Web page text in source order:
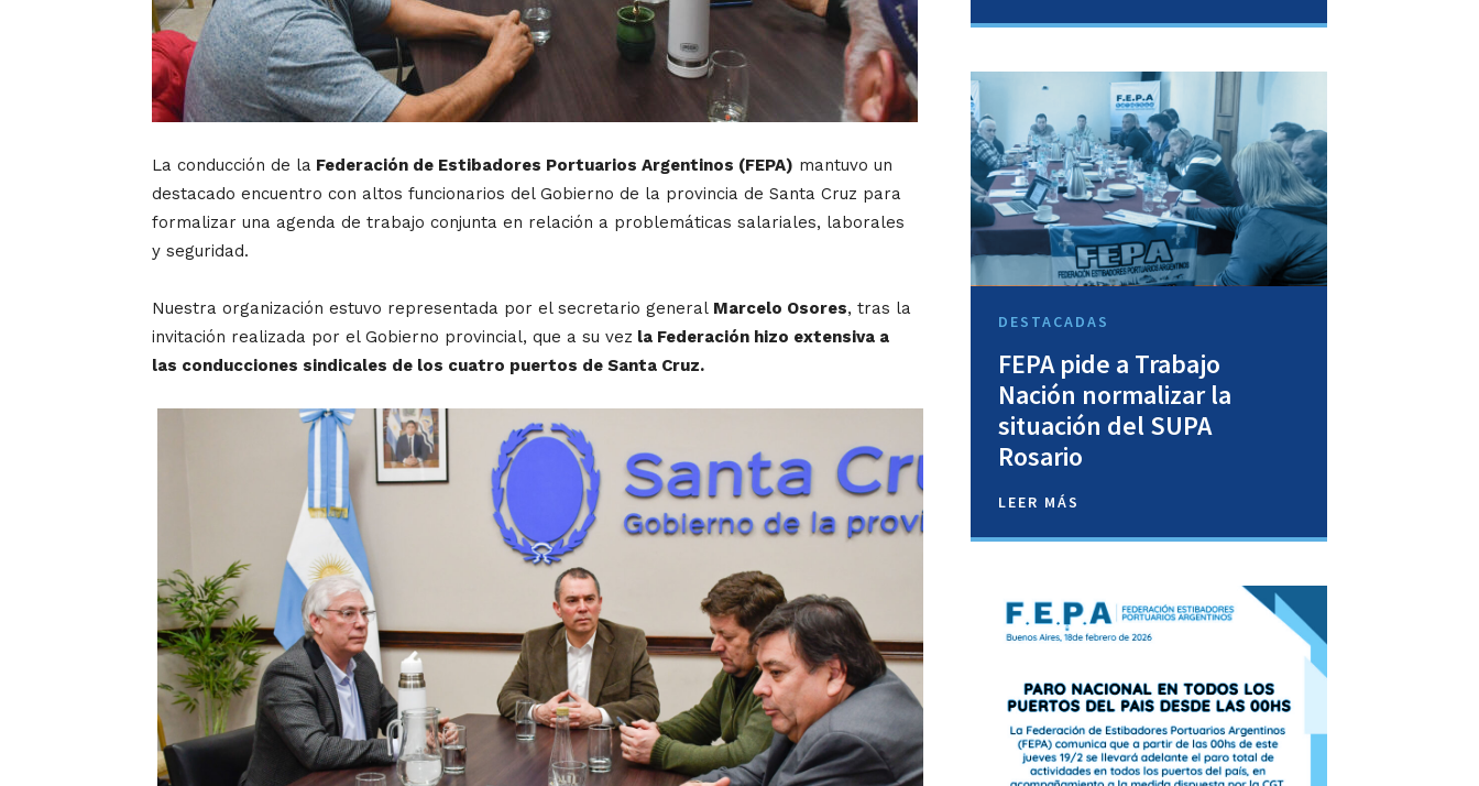
La conducción de la Federación de Estibadores Portuarios Argentinos (FEPA) mantuvo un
destacado encuentro con altos funcionarios del Gobierno de la provincia de Santa Cruz para
formalizar una agenda de trabajo conjunta en relación a problemáticas salariales, laborales
y seguridad.
Nuestra organización estuvo representada por el secretario general Marcelo Osores, tras la
invitación realizada por el Gobierno provincial, que a su vez la Federación hizo extensiva a
las conducciones sindicales de los cuatro puertos de Santa Cruz.
DESTACADAS
FEPA pide a Trabajo
Nación normalizar la
situación del SUPA
Rosario
LEER MÁS